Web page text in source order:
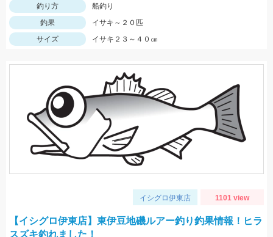
釣り方
船釣り
釣果
イサキ～２０匹
サイズ
イサキ２３～４０㎝
イシグロ伊東店 1101 view
【イシグロ伊東店】東伊豆地磯ルアー釣り釣果情報！ヒラ
スズキ釣れました！